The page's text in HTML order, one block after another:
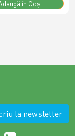
în Coş
la newsletter